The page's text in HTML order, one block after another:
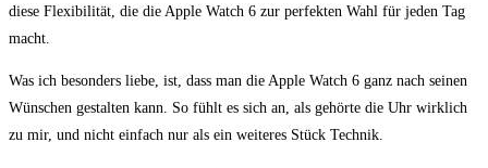
diese ​Flexibilität, ​die ‍die Apple Watch⁤ 6 zur ‍perfekten Wahl für jeden​ Tag
macht.
Was ich⁤ besonders liebe,‌ ist, dass‍ man die ​Apple Watch 6 ganz‍ nach seinen
Wünschen ‌gestalten kann. So fühlt es sich an, ‌als ⁢gehörte die Uhr⁤ wirklich
zu mir, ⁤und nicht einfach nur ‍als‍ ein weiteres Stück Technik.